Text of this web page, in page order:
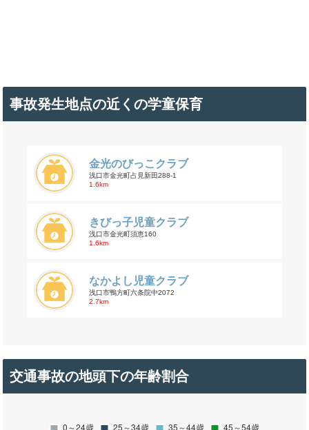
事故発生地点の近くの学童保育
金光のびっこクラブ
浅口市金光町占見新田288-1
1.6km
きびっ子児童クラブ
浅口市金光町須恵160
1.6km
なかよし児童クラブ
浅口市鴨方町六条院中2072
2.7km
交通事故の地頭下の年齢割合